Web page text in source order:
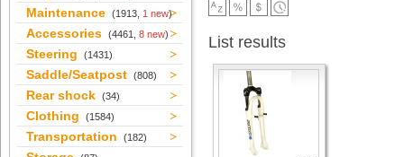
Maintenance (1913, 1 new)
Accessories (4461, 8 new)
Steering (1431)
Saddle/Seatpost (808)
Rear shock (34)
Clothing (1584)
Transportation (182)
List results